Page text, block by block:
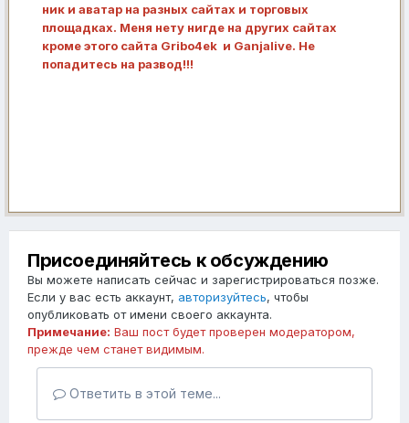
ник и аватар на разных сайтах и торговых
площадках. Меня нету нигде на других сайтах
кроме этого сайта Gribo4ek и Ganjalive. Не
попадитесь на развод!!!
Присоединяйтесь к обсуждению
Вы можете написать сейчас и зарегистрироваться позже.
Если у вас есть аккаунт, авторизуйтесь, чтобы
опубликовать от имени своего аккаунта.
Примечание: Ваш пост будет проверен модератором,
прежде чем станет видимым.
Ответить в этой теме...